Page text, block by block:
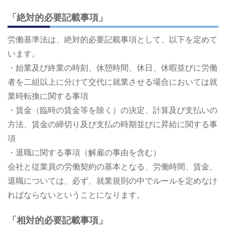
「絶対的必要記載事項」
労働基準法は、絶対的必要記載事項として、以下を定めて
います。
・始業及び終業の時刻、休憩時間、休日、休暇並びに労働
者を二組以上に分けて交代に就業させる場合においては就
業時転換に関する事項
・賃金（臨時の賃金等を除く）の決定、計算及び支払いの
方法、賃金の締切り及び支払の時期並びに昇給に関する事
項
・退職に関する事項（解雇の事由を含む）
会社と従業員の労働契約の基本となる、労働時間、賃金、
退職については、必ず、就業規則の中でルールを定めなけ
ればならないということになります。
「相対的必要記載事項」